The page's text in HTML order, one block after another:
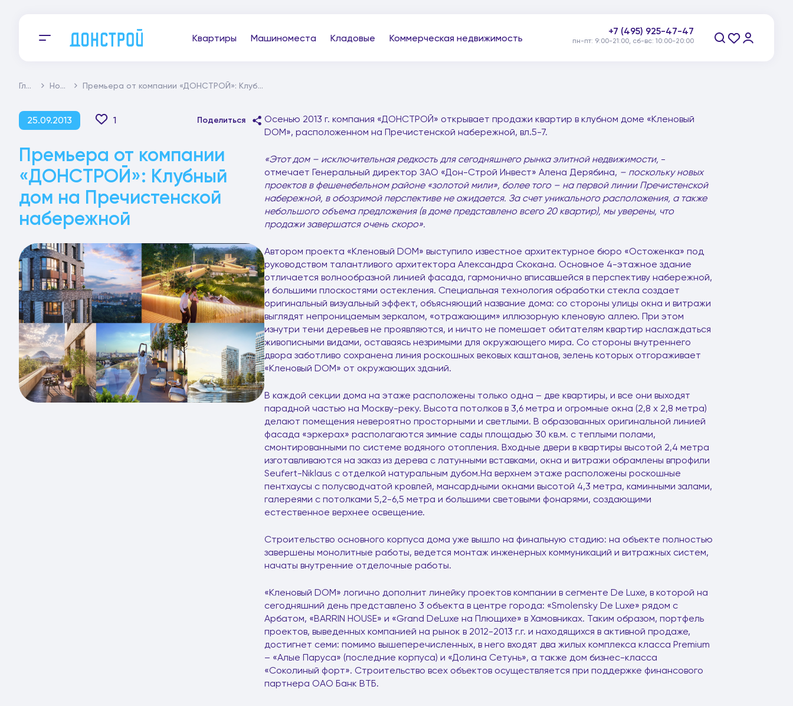
Квартиры Машиноместа Кладовые Коммерческая недвижимость
+7 (495) 925-47-47
пн-пт: 9:00-21:00, сб-вс: 10:00-20:00
Заказать звонок
Главная Новости Премьера от компании «ДОНСТРОЙ»: Клубный дом на Пречистенской набережной
25.09.2013 1 Поделиться
Премьера от компании
«ДОНСТРОЙ»: Клубный
дом на Пречистенской
набережной
Осенью 2013 г. компания «ДОНСТРОЙ» открывает продажи квартир в клубном доме «Кленовый
DOM», расположенном на Пречистенской набережной, вл.5-7.
«Этот дом – исключительная редкость для сегодняшнего рынка элитной недвижимости, -
отмечает Генеральный директор ЗАО «Дон-Строй Инвест» Алена Дерябина, – поскольку новых
проектов в фешенебельном районе «золотой мили», более того – на первой линии Пречистенской
набережной, в обозримой перспективе не ожидается. За счет уникального расположения, а также
небольшого объема предложения (в доме представлено всего 20 квартир), мы уверены, что
продажи завершатся очень скоро».
Автором проекта «Кленовый DOM» выступило известное архитектурное бюро «Остоженка» под
руководством талантливого архитектора Александра Скокана. Основное 4-этажное здание
отличается волнообразной линией фасада, гармонично вписавшейся в перспективу набережной,
и большими плоскостями остекления. Специальная технология обработки стекла создает
оригинальный визуальный эффект, объясняющий название дома: со стороны улицы окна и витражи
выглядят непроницаемым зеркалом, «отражающим» иллюзорную кленовую аллею. При этом
изнутри тени деревьев не проявляются, и ничто не помешает обитателям квартир наслаждаться
живописными видами, оставаясь незримыми для окружающего мира. Со стороны внутреннего
двора заботливо сохранена линия роскошных вековых каштанов, зелень которых отгораживает
«Кленовый DOM» от окружающих зданий.
В каждой секции дома на этаже расположены только одна – две квартиры, и все они выходят
парадной частью на Москву-реку. Высота потолков в 3,6 метра и огромные окна (2,8 х 2,8 метра)
делают помещения невероятно просторными и светлыми. В образованных оригинальной линией
фасада «эркерах» располагаются зимние сады площадью 30 кв.м. с теплыми полами,
смонтированными по системе водяного отопления. Входные двери в квартиры высотой 2,4 метра
изготавливаются на заказ из дерева с латунными вставками, окна и витражи обрамлены впрофили
Seufert-Niklaus с отделкой натуральным дубом.На верхнем этаже расположены роскошные
пентхаусы с полусводчатой кровлей, мансардными окнами высотой 4,3 метра, каминными залами,
галереями с потолками 5,2-6,5 метра и большими световыми фонарями, создающими
естественное верхнее освещение.
Строительство основного корпуса дома уже вышло на финальную стадию: на объекте полностью
завершены монолитные работы, ведется монтаж инженерных коммуникаций и витражных систем,
начаты внутренние отделочные работы.
«Кленовый DOM» логично дополнит линейку проектов компании в сегменте De Luxe, в которой на
сегодняшний день представлено 3 объекта в центре города: «Smolensky De Luxe» рядом с
Арбатом, «BARRIN HOUSE» и «Grand DeLuxe на Плющихе» в Хамовниках. Таким образом, портфель
проектов, выведенных компанией на рынок в 2012-2013 г.г. и находящихся в активной продаже,
достигнет семи: помимо вышеперечисленных, в него входят два жилых комплекса класса Premium
– «Алые Паруса» (последние корпуса) и «Долина Сетунь», а также дом бизнес-класса
«Соколиный форт». Строительство всех объектов осуществляется при поддержке финансового
партнера ОАО Банк ВТБ.